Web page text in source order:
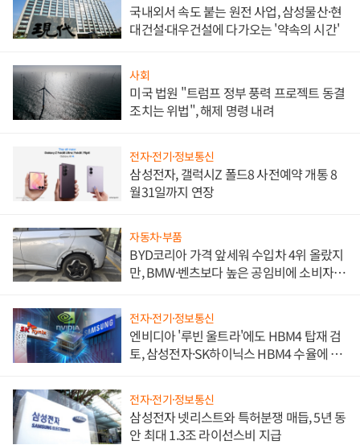
국내외서 속도 붙는 원전 사업, 삼성물산·현
대건설·대우건설에 다가오는 '약속의 시간'
사회
미국 법원 "트럼프 정부 풍력 프로젝트 동결
조치는 위법", 해제 명령 내려
전자·전기·정보통신
삼성전자, 갤럭시Z 폴드8 사전예약 개통 8
월31일까지 연장
자동차·부품
BYD코리아 가격 앞세워 수입차 4위 올랐지
만, BMW·벤츠보다 높은 공임비에 소비자
전자·전기·정보통신
엔비디아 '루빈 울트라'에도 HBM4 탑재 검
토, 삼성전자·SK하이닉스 HBM4 수율에 주
전자·전기·정보통신
삼성전자 넷리스트와 특허분쟁 매듭, 5년 동
안 최대 1.3조 라이선스비 지급